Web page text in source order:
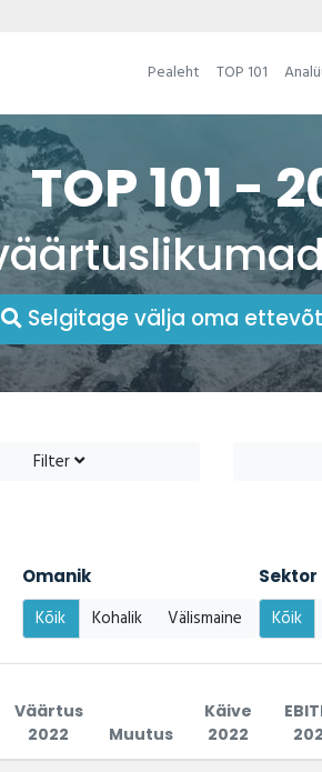
Pealeht TOP 101
TOP 101 -
Selgitage välja oma
Filter
Omanik
Kõik Kohalik Välismaine
Sektor
Kõik
Väärtus
2022
Muutus
Käive
2022